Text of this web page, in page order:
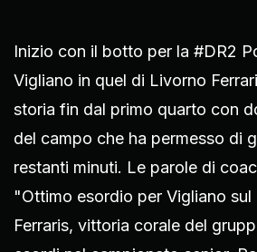
Inizio con il botto per la #DR2
Vigliano in quel di Livorno
storia fin dal primo quarto con
del campo che ha permesso di
restanti minuti. Le parole di
"Ottimo esordio per Vigliano
Ferraris, vittoria corale del